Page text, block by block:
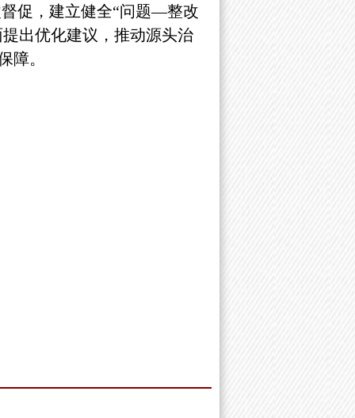
促，建立健全“问题—整改
出优化建议，推动源头治
障。